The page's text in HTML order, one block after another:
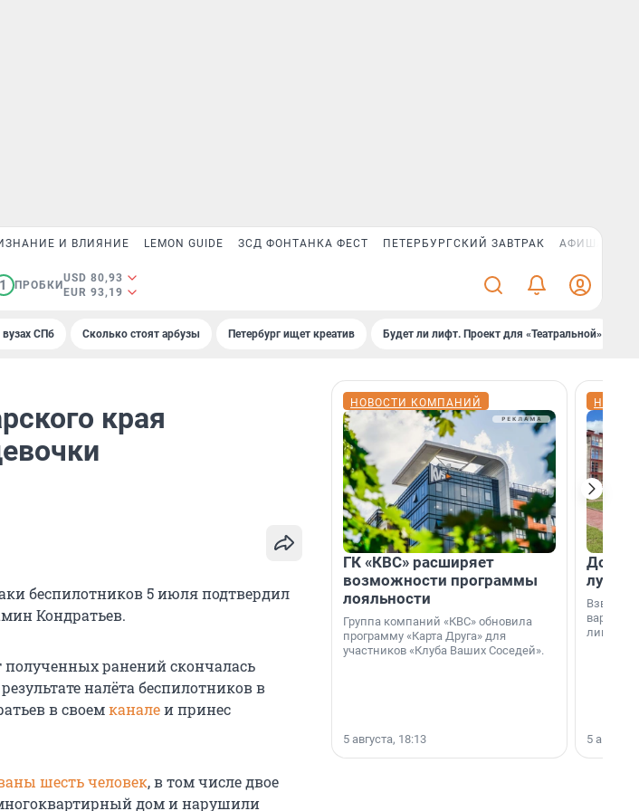
И ВЛИЯНИЕ LEMON GUIDE ЗСД ФОНТАНКА ФЕСТ ПЕТЕРБУРГСКИЙ ЗАВТРАК АФИША PLUS
1 ПРОБКИ
USD 80,93
EUR 93,19
СПб Сколько стоят арбузы Петербург ищет креатив Будет ли лифт. Проект для «Театральной»
края
беспилотников 5 июля подтвердил
Кондратьев.
ранений скончалась
налёта беспилотников в
в своемканалеи принес
шесть человек, в том числе двое
дом и нарушили
НОВОСТИ КОМПАНИЙ
ГК «КВС» расширяет
возможности программы
лояльности
Группа компаний «КВС» обновила
программу «Карта Друга» для
участников «Клуба Ваших Соседей».
5 августа, 18:13
Дом
лучше
лишнего
5